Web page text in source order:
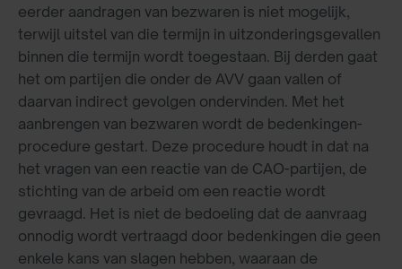
eerder aandragen van bezwaren is niet mogelijk,
terwijl uitstel van die termijn in uitzonderingsgevallen
binnen die termijn wordt toegestaan. Bij derden gaat
het om partijen die onder de AVV gaan vallen of
daarvan indirect gevolgen ondervinden. Met het
aanbrengen van bezwaren wordt de bedenkingen-
procedure gestart. Deze procedure houdt in dat na
het vragen van een reactie van de CAO-partijen, de
stichting van de arbeid om een reactie wordt
gevraagd. Het is niet de bedoeling dat de aanvraag
onnodig wordt vertraagd door bedenkingen die geen
enkele kans van slagen hebben, waaraan de